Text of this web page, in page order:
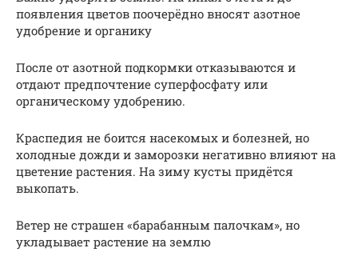
появления цветов поочерёдно вносят азотное
удобрение и органику
После от азотной подкормки отказываются и
отдают предпочтение суперфосфату или
органическому удобрению.
Краспедия не боится насекомых и болезней, но
холодные дожди и заморозки негативно влияют на
цветение растения. На зиму кусты придётся
выкопать.
Ветер не страшен «барабанным палочкам», но
укладывает растение на землю